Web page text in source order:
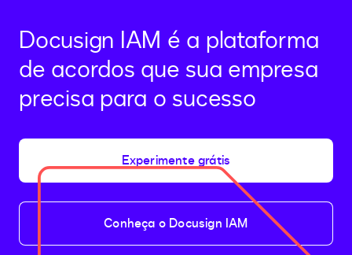
Docusign IAM é a plataforma
de acordos que sua empresa
precisa para o sucesso
Experimente grátis
Conheça o Docusign IAM